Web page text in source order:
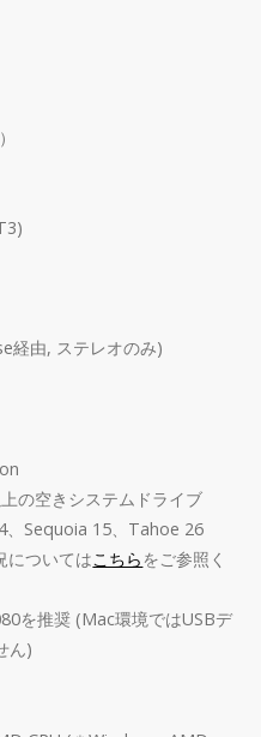
経由, ステレオのみ)
の空きシステムドライブ
、Sequoia 15、Tahoe 26
についてはこちらをご参照く
を推奨 (Mac環境ではUSBデ
ん)